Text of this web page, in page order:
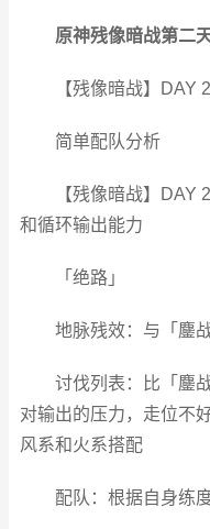
原神残像暗战第二
【残像暗战】DAY
简单配队分析
【残像暗战】DAY
和循环输出能力
「绝路」
地脉残效：与「鏖
讨伐列表：比「鏖
对输出的压力，走位不
风系和火系搭配
配队：根据自身练